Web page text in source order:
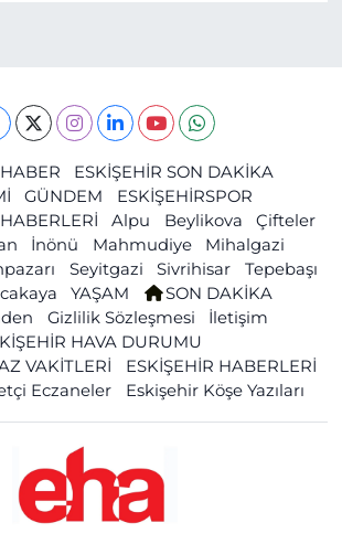
ESKİŞEHİR SON DAKİKA
GÜNDEM
ESKİŞEHİRSPOR
Alpu Beylikova
Çifteler
İnönü Mahmudiye
Mihalgazi
Seyitgazi Sivrihisar
Tepebaşı
YAŞAM
SON DAKİKA
Gizlilik Sözleşmesi
İletişim
HAVA DURUMU
VAKİTLERİ
ESKİŞEHİR HABERLERİ
Eczaneler
Eskişehir Köşe Yazıları